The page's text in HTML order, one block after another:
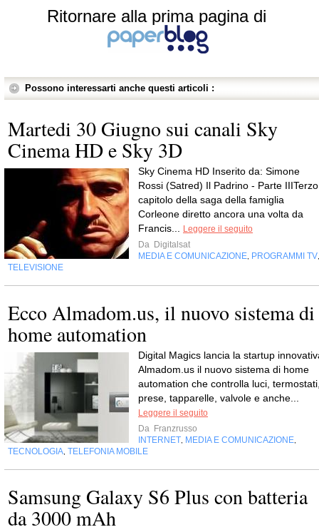
Ritornare alla prima pagina di
Possono interessarti anche questi articoli :
Martedi 30 Giugno sui canali Sky
Cinema HD e Sky 3D
Sky Cinema HD Inserito da: Simone
Rossi (Satred) Il Padrino - Parte IIITerzo
capitolo della saga della famiglia
Corleone diretto ancora una volta da
Francis...
Leggere il seguito
Da Digitalsat
MEDIA E COMUNICAZIONE PROGRAMMI TV
TELEVISIONE
Ecco Almadom.us, il nuovo sistema di
home automation
Digital Magics lancia la startup
Almadom.us il nuovo sistema di home
automation che controlla luci,
prese, tapparelle, valvole e anche...
Leggere il seguito
Da Franzrusso
INTERNET MEDIA E COMUNICAZIONE
TECNOLOGIA TELEFONIA MOBILE
Samsung Galaxy S6 Plus con batteria
da 3000 mAh